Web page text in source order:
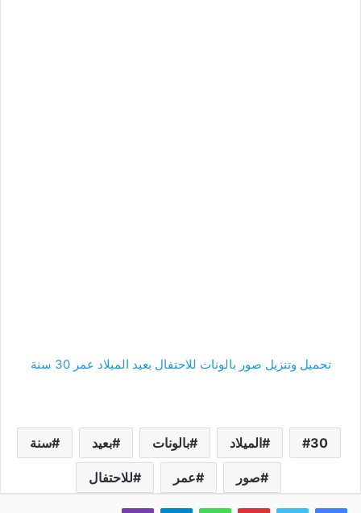
تحميل وتنزيل صور بالونات للاحتفال بعيد الميلاد عمر 30 سنة
30 الميلاد بالونات بعيد سنة
صور عمر للاحتفال
فيسبوك تويتر بينتيريستواتساب تيلقرام ڤايبر